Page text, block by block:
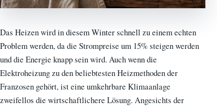
Das Heizen wird in diesem Winter schnell zu einem echten
Problem werden, da die Strompreise um 15% steigen werden
und die Energie knapp sein wird. Auch wenn die
Elektroheizung zu den beliebtesten Heizmethoden der
Franzosen gehört, ist eine umkehrbare Klimaanlage
zweifellos die wirtschaftlichere Lösung. Angesichts der